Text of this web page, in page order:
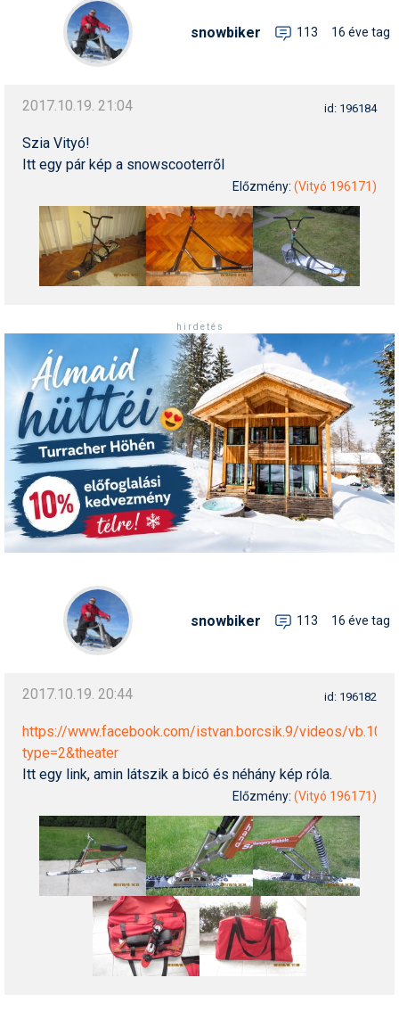
Sícipő
Sífelszerelés
Símánia
Síruházat
Síszerviz
Snowboard
Snowboardfelszerelés
Sportorvos
Szakértők
Szánkó
Szótárak
Téli sportok
Termékajánló
Történelem
Utasbiztosítás
Védőfelszerelés
Wellness
snowbiker 113 16 éve tag
2017.10.19. 21:04 id: 196184
Szia Vityó!
Itt egy pár kép a snowscooterről
Előzmény: (Vityó 196171)
h i r d e t é s
snowbiker 113 16 éve tag
2017.10.19. 20:44 id: 196182
https://www.facebook.com/istvan.borcsik.9/videos/
type=2&theater
Itt egy link, amin látszik a bicó és néhány kép róla.
Előzmény: (Vityó 196171)